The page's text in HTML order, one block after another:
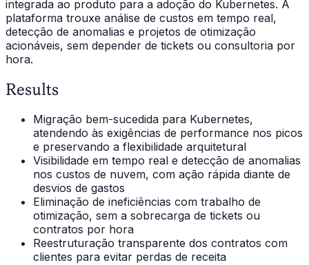
integrada ao produto para a adoção do Kubernetes. A
plataforma trouxe análise de custos em tempo real,
detecção de anomalias e projetos de otimização
acionáveis, sem depender de tickets ou consultoria por
hora.
Results
Migração bem-sucedida para Kubernetes,
atendendo às exigências de performance nos picos
e preservando a flexibilidade arquitetural
Visibilidade em tempo real e detecção de anomalias
nos custos de nuvem, com ação rápida diante de
desvios de gastos
Eliminação de ineficiências com trabalho de
otimização, sem a sobrecarga de tickets ou
contratos por hora
Reestruturação transparente dos contratos com
clientes para evitar perdas de receita